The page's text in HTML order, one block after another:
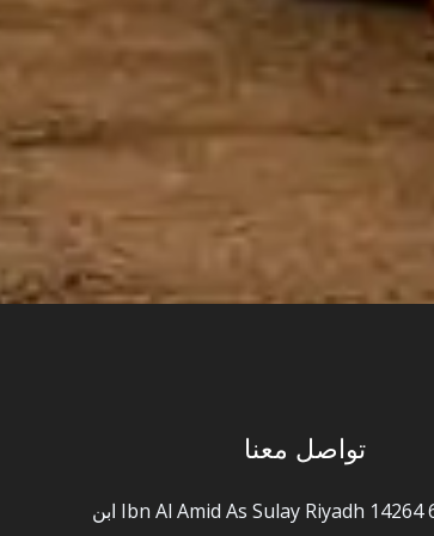
تواصل معنا
3820 Ibn Al Amid As Sulay Riyadh 14264 6550 ابن